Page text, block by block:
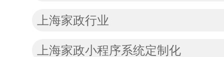
上海家政行业
上海家政小程序系统定制化